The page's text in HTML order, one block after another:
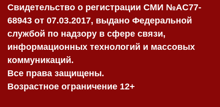
Свидетельство о регистрации СМИ №AC77-
68943 от 07.03.2017, выдано Федеральной
службой по надзору в сфере связи,
информационных технологий и массовых
коммуникаций.
Все права защищены.
Возрастное ограничение 12+